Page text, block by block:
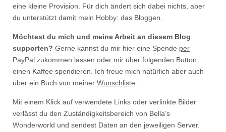
eine kleine Provision. Für dich ändert sich dabei nichts, aber
du unterstützt damit mein Hobby: das Bloggen.
Möchtest du mich und meine Arbeit an diesem Blog
supporten? Gerne kannst du mir hier eine Spende per
PayPal zukommen lassen oder mir über folgenden Button
einen Kaffee spendieren. Ich freue mich natürlich aber auch
über ein Buch von meiner Wunschliste.
Mit einem Klick auf verwendete Links oder verlinkte Bilder
verlässt du den Zuständigkeitsbereich von Bella’s
Wonderworld und sendest Daten an den jeweiligen Server.